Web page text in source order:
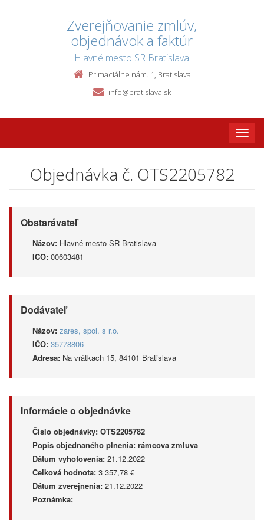
Zverejňovanie zmlúv,
objednávok a faktúr
Hlavné mesto SR Bratislava
Primaciálne nám. 1, Bratislava
info@bratislava.sk
Toggle
Objednávka č. OTS2205782
Obstarávateľ
Názov: Hlavné mesto SR Bratislava
IČO: 00603481
Dodávateľ
Názov: zares, spol. s r.o.
IČO: 35778806
Adresa: Na vrátkach 15, 84101 Bratislava
Informácie o objednávke
Číslo objednávky: OTS2205782
Popis objednaného plnenia: rámcova zmluva
Dátum vyhotovenia: 21.12.2022
Celková hodnota: 3 357,78 €
Dátum zverejnenia: 21.12.2022
Poznámka: